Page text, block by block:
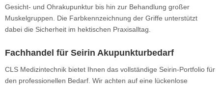
Gesicht- und Ohrakupunktur bis hin zur Behandlung großer
Muskelgruppen. Die Farbkennzeichnung der Griffe unterstützt
dabei die Sicherheit im hektischen Praxisalltag.
Fachhandel für Seirin Akupunkturbedarf
CLS Medizintechnik bietet Ihnen das vollständige Seirin-Portfolio für
den professionellen Bedarf. Wir achten auf eine lückenlose